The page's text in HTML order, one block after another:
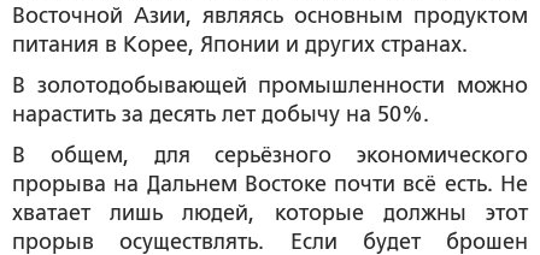
Восточной Азии, являясь основным продуктом
питания в Корее, Японии и других странах.
В золотодобывающей промышленности можно
нарастить за десять лет добычу на 50%.
В общем, для серьёзного экономического
прорыва на Дальнем Востоке почти всё есть. Не
хватает лишь людей, которые должны этот
прорыв осуществлять. Если будет брошен